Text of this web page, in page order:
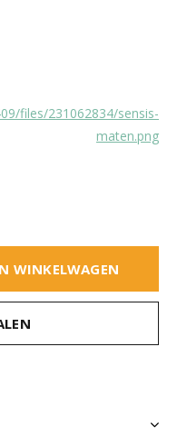
files/231062834/sensis-
maten.png
WINKELWAGEN